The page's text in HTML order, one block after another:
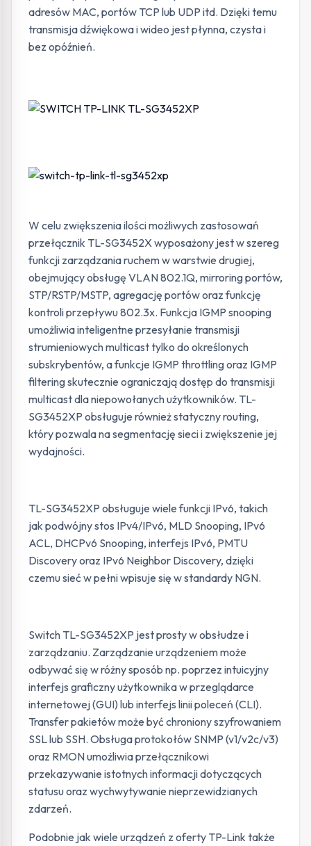
adresów MAC, portów TCP lub UDP itd. Dzięki temu
transmisja dźwiękowa i wideo jest płynna, czysta i
bez opóźnień.
W celu zwiększenia ilości możliwych zastosowań
przełącznik TL-SG3452X wyposażony jest w szereg
funkcji zarządzania ruchem w warstwie drugiej,
obejmujący obsługę VLAN 802.1Q, mirroring portów,
STP/RSTP/MSTP, agregację portów oraz funkcję
kontroli przepływu 802.3x. Funkcja IGMP snooping
umożliwia inteligentne przesyłanie transmisji
strumieniowych multicast tylko do określonych
subskrybentów, a funkcje IGMP throttling oraz IGMP
filtering skutecznie ograniczają dostęp do transmisji
multicast dla niepowołanych użytkowników. TL-
SG3452XP obsługuje również statyczny routing,
który pozwala na segmentację sieci i zwiększenie jej
wydajności.
TL-SG3452XP obsługuje wiele funkcji IPv6, takich
jak podwójny stos IPv4/IPv6, MLD Snooping, IPv6
ACL, DHCPv6 Snooping, interfejs IPv6, PMTU
Discovery oraz IPv6 Neighbor Discovery, dzięki
czemu sieć w pełni wpisuje się w standardy NGN.
Switch TL-SG3452XP jest prosty w obsłudze i
zarządzaniu. Zarządzanie urządzeniem może
odbywać się w różny sposób np. poprzez intuicyjny
interfejs graficzny użytkownika w przeglądarce
internetowej (GUI) lub interfejs linii poleceń (CLI).
Transfer pakietów może być chroniony szyfrowaniem
SSL lub SSH. Obsługa protokołów SNMP (v1/v2c/v3)
oraz RMON umożliwia przełącznikowi
przekazywanie istotnych informacji dotyczących
statusu oraz wychwytywanie nieprzewidzianych
zdarzeń.
Podobnie jak wiele urządzeń z oferty TP-Link także